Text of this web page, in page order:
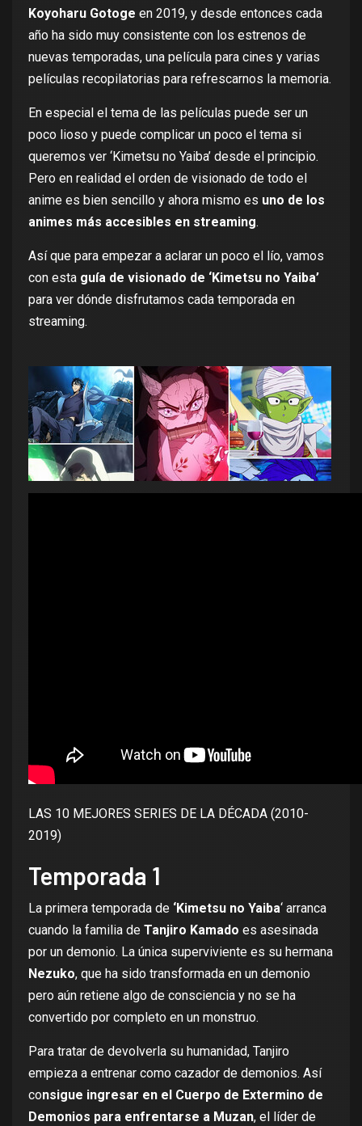
Koyoharu Gotoge en 2019, y desde entonces cada
año ha sido muy consistente con los estrenos de
nuevas temporadas, una película para cines y varias
películas recopilatorias para refrescarnos la memoria.
En especial el tema de las películas puede ser un
poco lioso y puede complicar un poco el tema si
queremos ver ‘Kimetsu no Yaiba’ desde el principio.
Pero en realidad el orden de visionado de todo el
anime es bien sencillo y ahora mismo es uno de los
animes más accesibles en streaming.
Así que para empezar a aclarar un poco el lío, vamos
con esta guía de visionado de ‘Kimetsu no Yaiba’
para ver dónde disfrutamos cada temporada en
streaming.
LAS 10 MEJORES SERIES DE LA DÉCADA (2010-
2019)
Temporada 1
La primera temporada de ‘Kimetsu no Yaiba‘ arranca
cuando la familia de Tanjiro Kamado es asesinada
por un demonio. La única superviviente es su hermana
Nezuko, que ha sido transformada en un demonio
pero aún retiene algo de consciencia y no se ha
convertido por completo en un monstruo.
Para tratar de devolverla su humanidad, Tanjiro
empieza a entrenar como cazador de demonios. Así
consigue ingresar en el Cuerpo de Extermino de
Demonios para enfrentarse a Muzan, el líder de